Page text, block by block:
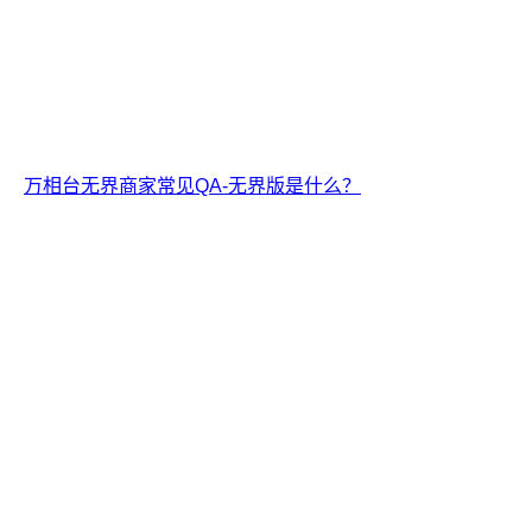
万相台无界商家常见QA-无界版是什么？